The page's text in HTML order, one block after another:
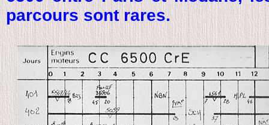
parcours sont rares.